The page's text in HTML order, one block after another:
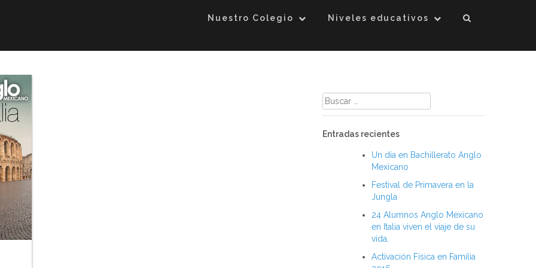
Nuestro Colegio Niveles educativos
Buscar:
Entradas recientes
Un día en Bachillerato Anglo
Mexicano
Festival de Primavera en la
Jungla
24 Alumnos Anglo Mexicano
en Italia viven el viaje de su
vida.
Activación Física en Familia